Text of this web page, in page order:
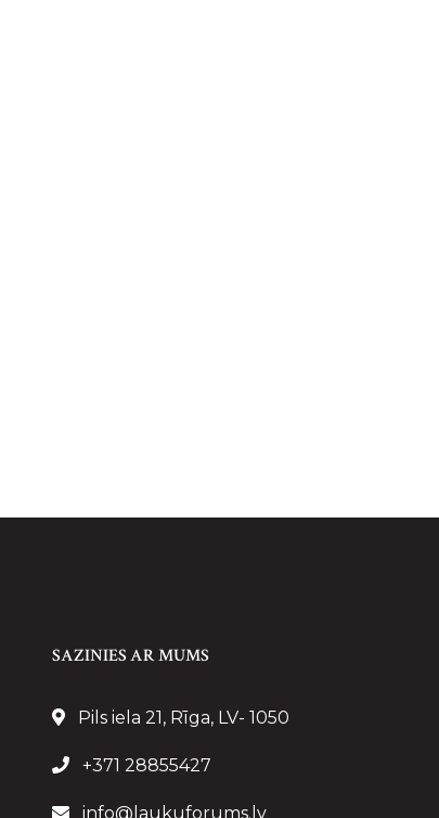
SAZINIES AR MUMS
Pils iela 21, Rīga, LV- 1050
+371 28855427
info@laukuforums.lv